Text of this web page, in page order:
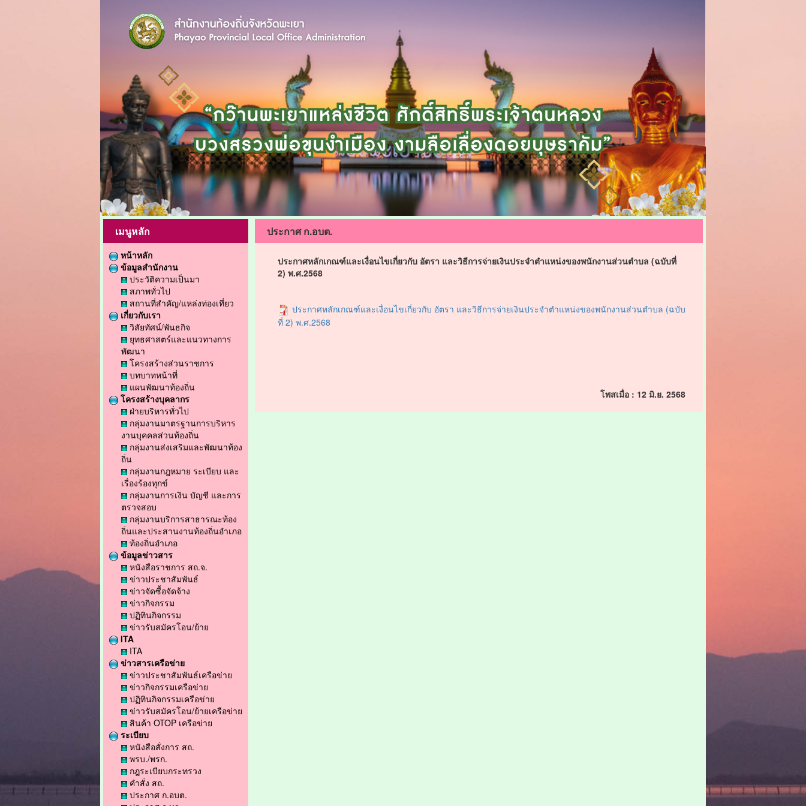
เมนูหลัก
หน้าหลัก
ข้อมูลสำนักงาน
ประวัติความเป็นมา
สภาพทั่วไป
สถานที่สำคัญ/แหล่งท่องเที่ยว
เกี่ยวกับเรา
วิสัยทัศน์/พันธกิจ
ยุทธศาสตร์และแนวทางการ
พัฒนา
โครงสร้างส่วนราชการ
บทบาทหน้าที่
แผนพัฒนาท้องถิ่น
โครงสร้างบุคลากร
ฝ่ายบริหารทั่วไป
กลุ่มงานมาตรฐานการบริหาร
งานบุคคลส่วนท้องถิ่น
กลุ่มงานส่งเสริมและพัฒนาท้อง
ถิ่น
กลุ่มงานกฎหมาย ระเบียบ และ
เรื่องร้องทุกข์
กลุ่มงานการเงิน บัญชี และการ
ตรวจสอบ
กลุ่มงานบริการสาธารณะท้อง
ถิ่นและประสานงานท้องถิ่นอำเภอ
ท้องถิ่นอำเภอ
ข้อมูลข่าวสาร
หนังสือราชการ สถ.จ.
ข่าวประชาสัมพันธ์
ข่าวจัดซื้อจัดจ้าง
ข่าวกิจกรรม
ปฏิทินกิจกรรม
ข่าวรับสมัครโอน/ย้าย
ITA
ITA
ข่าวสารเครือข่าย
ข่าวประชาสัมพันธ์เครือข่าย
ข่าวกิจกรรมเครือข่าย
ปฏิทินกิจกรรมเครือข่าย
ข่าวรับสมัครโอน/ย้ายเครือข่าย
สินค้า OTOP เครือข่าย
ระเบียบ
หนังสือสั่งการ สถ.
พรบ./พรก.
กฎระเบียบกระทรวง
คำสั่ง สถ.
ประกาศ ก.อบต.
ประกาศ ก.อบต.
ประกาศหลักเกณฑ์และเงื่อนไขเกี่ยวกับ อัตรา และวิธีการจ่ายเงินประจำตำแหน่งของพนักงานส่วนตำบล (ฉบับที่
2) พ.ศ.2568
ประกาศหลักเกณฑ์และเงื่อนไขเกี่ยวกับ อัตรา และวิธีการจ่ายเงินประจำตำแหน่งของพนักงานส่วนตำบล (ฉบับ
ที่ 2) พ.ศ.2568
โพสเมื่อ : 12 มิ.ย. 2568